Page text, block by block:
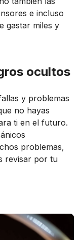
e incluso
gastar miles y
ocultos
y problemas
no hayas
ti en el futuro.
problemas,
revisar por tu